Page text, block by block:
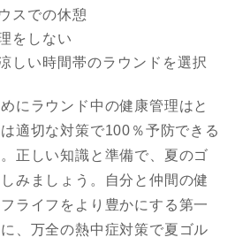
スでの休憩
をしない
しい時間帯のラウンドを選択
にラウンド中の健康管理はと
適切な対策で100％予防できる
正しい知識と準備で、夏のゴ
みましょう。自分と仲間の健
ライフをより豊かにする第一
、万全の熱中症対策で夏ゴル